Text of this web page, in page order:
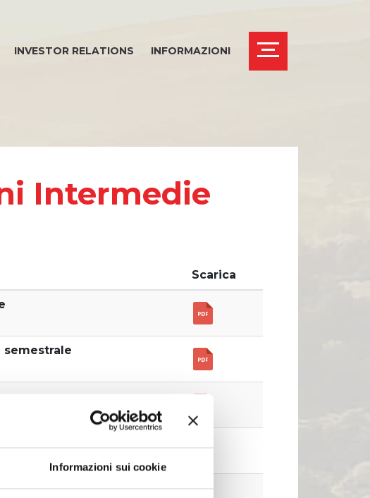
Informazioni sui cookie
INVESTOR RELATIONS INFORMAZIONI
Intermedie
Scarica
semestrale